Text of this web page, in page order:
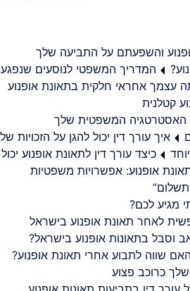
והשפעתם על התביעה שלך
המדריך המשפטי לנוסעים
עצמך אחראי חלקית בתאונת אופנוע
קטלנית
האסטרטגיה המשפטית שלך
איך עורך דין יכול להגן על הזכויות
כיצד עורך דין לתאונת אופנוע
אופנוע: אפשרויות משפטיות
מגיע לכם?
לאחר תאונת אופנוע בישראל
וסבל בתאונות אופנוע בישראל?
האם שווה לתבוע אחרי תאונת אופנוע?
כרוכב פצוע